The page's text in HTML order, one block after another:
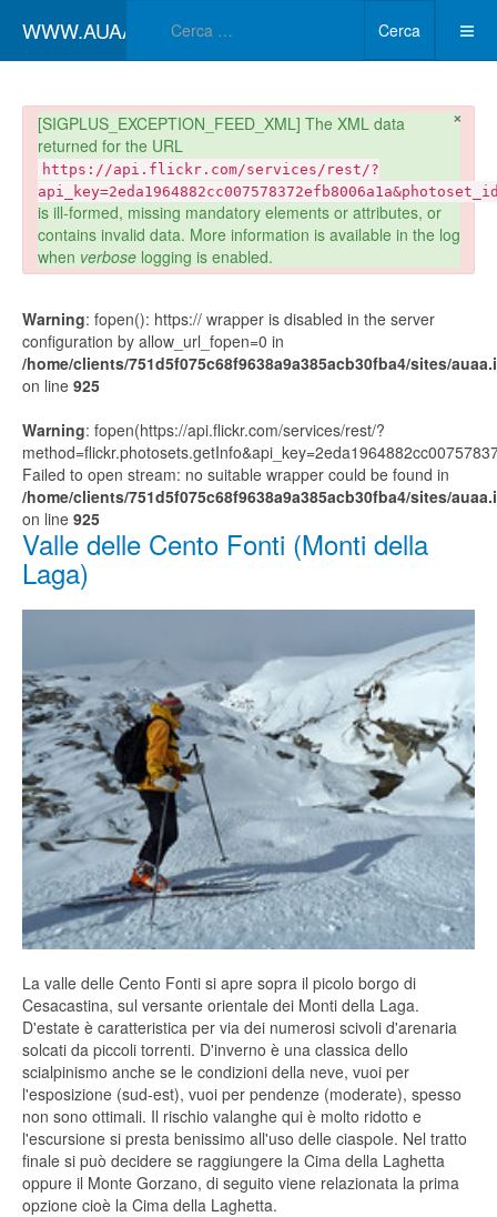
WWW.AUAA.IT
Cerca
×
danger
[SIGPLUS_EXCEPTION_FEED_XML] The XML data
returned for the URL
https://api.flickr.com/services/rest/?
is ill-formed, missing mandatory elements or attributes, or
contains invalid data. More information is available in the log
when verboselogging is enabled.
Warning: fopen(): https:// wrapper is disabled in the server
configuration by allow_url_fopen=0 in
/home/clients/751d5f075c68f9638a9a385acb30fba4/sites/
on line 925
Warning: fopen(https://api.flickr.com/services/rest/?
Failed to open stream: no suitable wrapper could be found in
/home/clients/751d5f075c68f9638a9a385acb30fba4/sites/
on line 925
Valle delle Cento Fonti (Monti della
Laga)
La valle delle Cento Fonti si apre sopra il picolo borgo di
Cesacastina, sul versante orientale dei Monti della Laga.
D'estate è caratteristica per via dei numerosi scivoli d'arenaria
solcati da piccoli torrenti. D'inverno è una classica dello
scialpinismo anche se le condizioni della neve, vuoi per
l'esposizione (sud-est), vuoi per pendenze (moderate), spesso
non sono ottimali. Il rischio valanghe qui è molto ridotto e
l'escursione si presta benissimo all'uso delle ciaspole. Nel tratto
finale si può decidere se raggiungere la Cima della Laghetta
oppure il Monte Gorzano, di seguito viene relazionata la prima
opzione cioè la Cima della Laghetta.